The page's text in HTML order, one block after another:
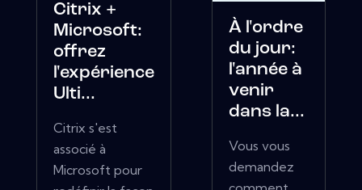
Citrix +
Microsoft:
offrez
l'expérience
Ulti...
Citrix s'est
associé à
Microsoft pour
À l'ordre
du jour:
l'année à
venir
dans la...
Vous vous
demandez